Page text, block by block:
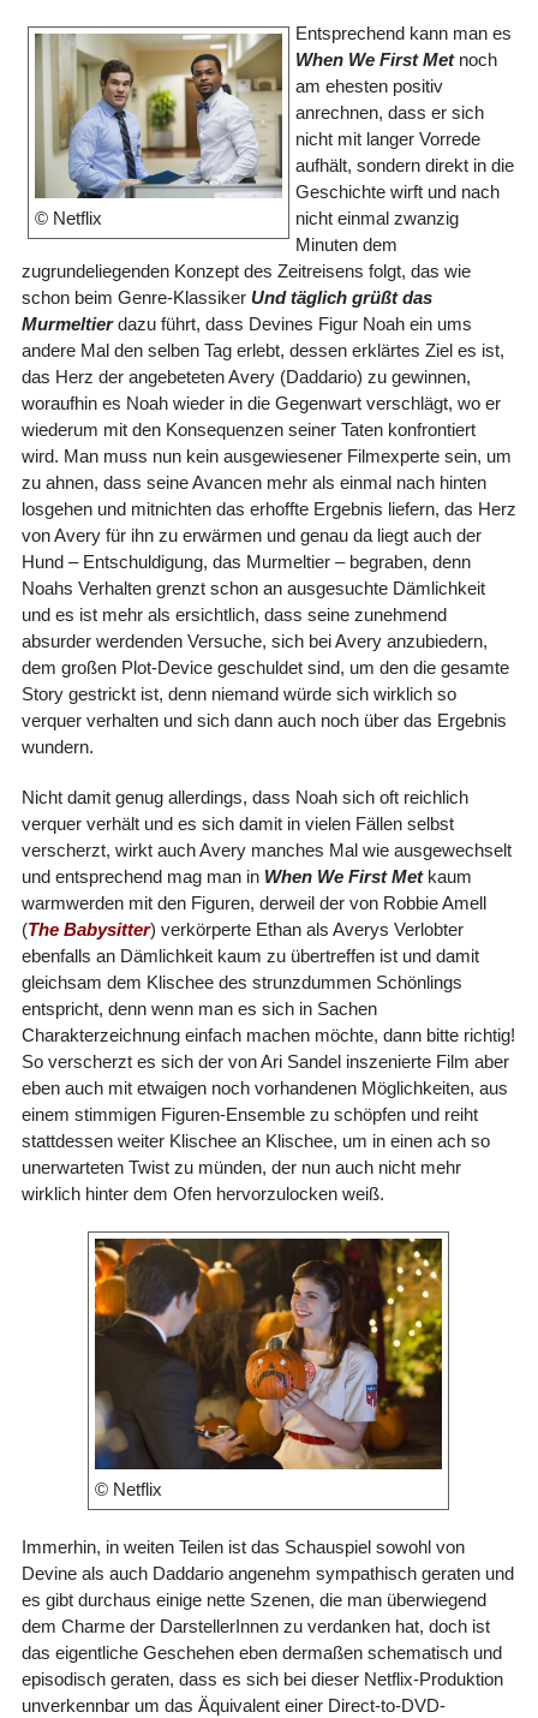
© Netflix
Entsprechend kann man es
When We First Metnoch
am ehesten positiv
anrechnen, dass er sich
nicht mit langer Vorrede
aufhält, sondern direkt in die
Geschichte wirft und nach
nicht einmal zwanzig
Minuten dem
zugrundeliegenden Konzept des Zeitreisens folgt, das wie
schon beim Genre-Klassiker Und täglich grüßt das
Murmeltierdazu führt, dass Devines Figur Noah ein ums
andere Mal den selben Tag erlebt, dessen erklärtes Ziel es ist,
das Herz der angebeteten Avery (Daddario) zu gewinnen,
woraufhin es Noah wieder in die Gegenwart verschlägt, wo er
wiederum mit den Konsequenzen seiner Taten konfrontiert
wird. Man muss nun kein ausgewiesener Filmexperte sein, um
zu ahnen, dass seine Avancen mehr als einmal nach hinten
losgehen und mitnichten das erhoffte Ergebnis liefern, das Herz
von Avery für ihn zu erwärmen und genau da liegt auch der
Hund – Entschuldigung, das Murmeltier – begraben, denn
Noahs Verhalten grenzt schon an ausgesuchte Dämlichkeit
und es ist mehr als ersichtlich, dass seine zunehmend
absurder werdenden Versuche, sich bei Avery anzubiedern,
dem großen Plot-Device geschuldet sind, um den die gesamte
Story gestrickt ist, denn niemand würde sich wirklich so
verquer verhalten und sich dann auch noch über das Ergebnis
wundern.
Nicht damit genug allerdings, dass Noah sich oft reichlich
verquer verhält und es sich damit in vielen Fällen selbst
verscherzt, wirkt auch Avery manches Mal wie ausgewechselt
und entsprechend mag man in When We First Metkaum
warmwerden mit den Figuren, derweil der von Robbie Amell
(The Babysitter) verkörperte Ethan als Averys Verlobter
ebenfalls an Dämlichkeit kaum zu übertreffen ist und damit
gleichsam dem Klischee des strunzdummen Schönlings
entspricht, denn wenn man es sich in Sachen
Charakterzeichnung einfach machen möchte, dann bitte richtig!
So verscherzt es sich der von Ari Sandel inszenierte Film aber
eben auch mit etwaigen noch vorhandenen Möglichkeiten, aus
einem stimmigen Figuren-Ensemble zu schöpfen und reiht
stattdessen weiter Klischee an Klischee, um in einen ach so
unerwarteten Twist zu münden, der nun auch nicht mehr
wirklich hinter dem Ofen hervorzulocken weiß.
© Netflix
Immerhin, in weiten Teilen ist das Schauspiel sowohl von
Devine als auch Daddario angenehm sympathisch geraten und
es gibt durchaus einige nette Szenen, die man überwiegend
dem Charme der DarstellerInnen zu verdanken hat, doch ist
das eigentliche Geschehen eben dermaßen schematisch und
episodisch geraten, dass es sich bei dieser Netflix-Produktion
unverkennbar um das Äquivalent einer Direct-to-DVD-